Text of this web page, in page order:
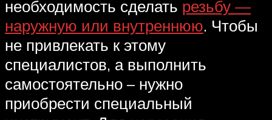
необходимость сделать резьбу —
наружную или внутреннюю. Чтобы
не привлекать к этому
специалистов, а выполнить
самостоятельно – нужно
приобрести специальный